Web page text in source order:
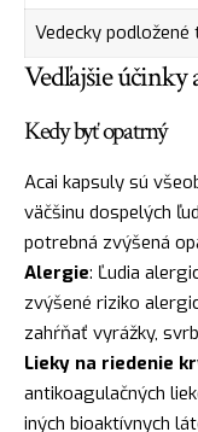
Vedecky podložené
Vedľajšie účinky
Kedy byť opatrný
Acai kapsuly sú
väčšinu dospelých
potrebná zvýšená
Alergie: Ľudia
zvýšené riziko
zahŕňať vyrážky,
Lieky na riedenie
antikoagulačných
iných bioaktívnych